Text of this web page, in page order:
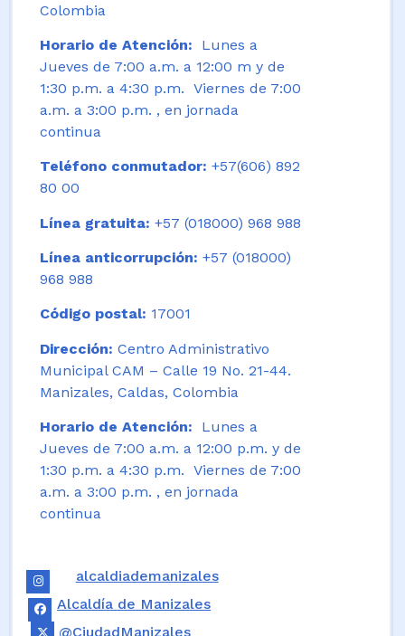
Colombia
Horario de Atención:
Lunes a
Jueves de 7:00 a.m. a 12:00 m y de
1:30 p.m. a 4:30 p.m. Viernes de 7:00
a.m. a 3:00 p.m. , en jornada
continua
Teléfono conmutador: +57(606) 892
80 00
Línea gratuita: +57 (018000) 968 988
Línea anticorrupción: +57 (018000)
968 988
Código postal: 17001
Dirección: Centro Administrativo
Municipal CAM – Calle 19 No. 21-44.
Manizales, Caldas, Colombia
Horario de Atención: Lunes a
Jueves de 7:00 a.m. a 12:00 p.m. y de
1:30 p.m. a 4:30 p.m. Viernes de 7:00
a.m. a 3:00 p.m. , en jornada
continua
alcaldiademanizales
Alcaldía de Manizales
@CiudadManizales